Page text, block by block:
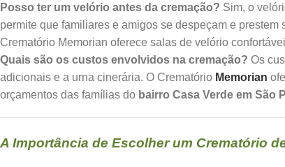
Posso ter um velório antes da cremação? Sim, o
permite que familiares e amigos se despeçam e
Crematório Memorian oferece salas de velório
Quais são os custos envolvidos na cremação? Os
adicionais e a urna cinerária. O Crematório Memorian
orçamentos das famílias do bairro Casa Verde em São
A Importância de Escolher um Crematório